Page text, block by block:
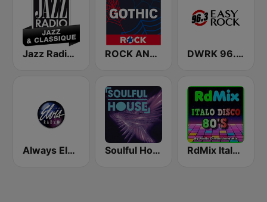
Jazz Radio Jazz & Classique ROCK ANTENNE Gothic DWRK 96.3 Easy Rock Manila
Always Elvis Radio Soulful House RdMix Italo Disco 80's